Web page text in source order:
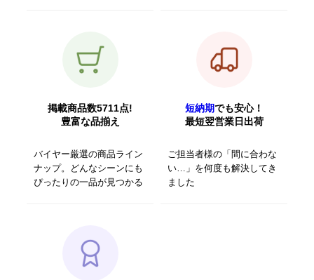
掲載商品数5711点!
豊富な品揃え
バイヤー厳選の商品ライン
ナップ。どんなシーンにも
ぴったりの一品が見つかる
短納期でも安心！
最短翌営業日出荷
ご担当者様の「間に合わな
い…」を何度も解決してき
ました